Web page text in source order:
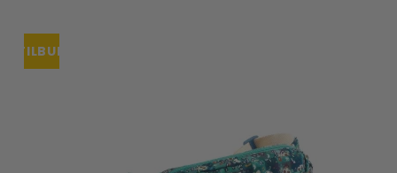
TILBUD